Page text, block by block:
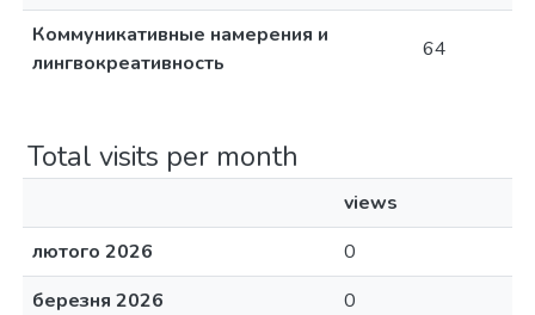
Коммуникативные намерения и
лингвокреативность
64
Total visits per month
views
лютого 2026
0
березня 2026
0